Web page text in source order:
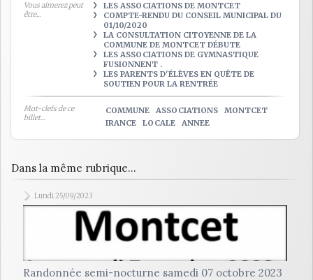
Vous aimerez peut
être...
LES ASSOCIATIONS DE MONTCET
COMPTE-RENDU DU CONSEIL MUNICIPAL DU
01/10/2020
LA CONSULTATION CITOYENNE DE LA
COMMUNE DE MONTCET DÉBUTE
LES ASSOCIATIONS DE GYMNASTIQUE
FUSIONNENT .
LES PARENTS D'ÉLÈVES EN QUÊTE DE
SOUTIEN POUR LA RENTRÉE
Mot-clefs de ce
billet...
COMMUNE ASSOCIATIONS
MONTCET
IRANCE
LOCALE ANNEE
Dans la même rubrique...
Lundi 25/09/2023
Randonnée semi-nocturne samedi 07 octobre 2023